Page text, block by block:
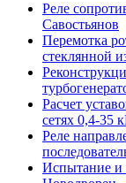
Реле
Савостьянов
Перемотка
стеклянной
Расчет
сетях 0,4-35
Реле
Испытание и